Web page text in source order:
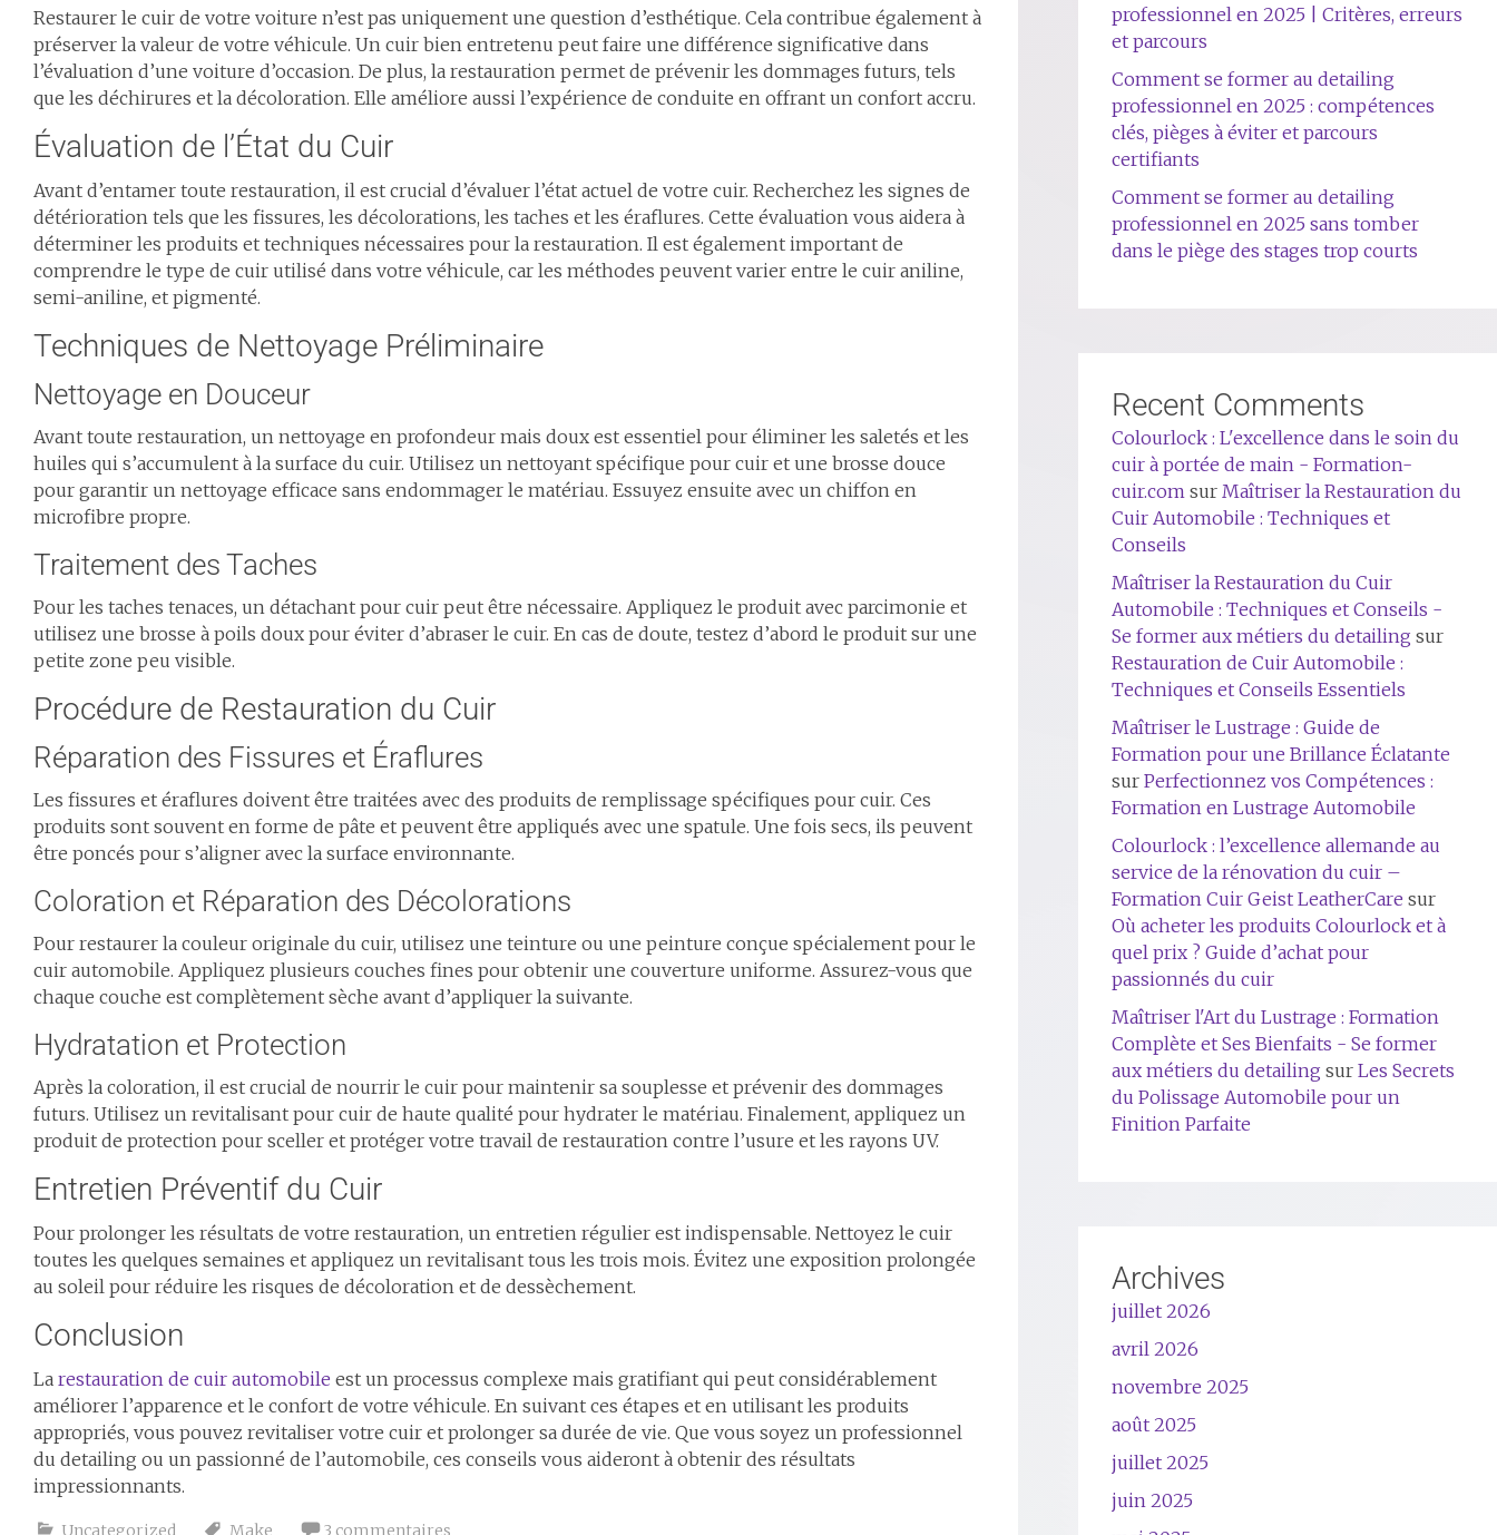
Restaurer le cuir de votre voiture n’est pas uniquement une question d’esthétique. Cela contribue également à
préserver la valeur de votre véhicule. Un cuir bien entretenu peut faire une différence significative dans
l’évaluation d’une voiture d’occasion. De plus, la restauration permet de prévenir les dommages futurs, tels
que les déchirures et la décoloration. Elle améliore aussi l’expérience de conduite en offrant un confort accru.
Évaluation de l’État du Cuir
Avant d’entamer toute restauration, il est crucial d’évaluer l’état actuel de votre cuir. Recherchez les signes de
détérioration tels que les fissures, les décolorations, les taches et les éraflures. Cette évaluation vous aidera à
déterminer les produits et techniques nécessaires pour la restauration. Il est également important de
comprendre le type de cuir utilisé dans votre véhicule, car les méthodes peuvent varier entre le cuir aniline,
semi-aniline, et pigmenté.
Techniques de Nettoyage Préliminaire
Nettoyage en Douceur
Avant toute restauration, un nettoyage en profondeur mais doux est essentiel pour éliminer les saletés et les
huiles qui s’accumulent à la surface du cuir. Utilisez un nettoyant spécifique pour cuir et une brosse douce
pour garantir un nettoyage efficace sans endommager le matériau. Essuyez ensuite avec un chiffon en
microfibre propre.
Traitement des Taches
Pour les taches tenaces, un détachant pour cuir peut être nécessaire. Appliquez le produit avec parcimonie et
utilisez une brosse à poils doux pour éviter d’abraser le cuir. En cas de doute, testez d’abord le produit sur une
petite zone peu visible.
Procédure de Restauration du Cuir
Réparation des Fissures et Éraflures
Les fissures et éraflures doivent être traitées avec des produits de remplissage spécifiques pour cuir. Ces
produits sont souvent en forme de pâte et peuvent être appliqués avec une spatule. Une fois secs, ils peuvent
être poncés pour s’aligner avec la surface environnante.
Coloration et Réparation des Décolorations
Pour restaurer la couleur originale du cuir, utilisez une teinture ou une peinture conçue spécialement pour le
cuir automobile. Appliquez plusieurs couches fines pour obtenir une couverture uniforme. Assurez-vous que
chaque couche est complètement sèche avant d’appliquer la suivante.
Hydratation et Protection
Après la coloration, il est crucial de nourrir le cuir pour maintenir sa souplesse et prévenir des dommages
futurs. Utilisez un revitalisant pour cuir de haute qualité pour hydrater le matériau. Finalement, appliquez un
produit de protection pour sceller et protéger votre travail de restauration contre l’usure et les rayons UV.
Entretien Préventif du Cuir
Pour prolonger les résultats de votre restauration, un entretien régulier est indispensable. Nettoyez le cuir
toutes les quelques semaines et appliquez un revitalisant tous les trois mois. Évitez une exposition prolongée
au soleil pour réduire les risques de décoloration et de dessèchement.
Conclusion
La restauration de cuir automobile est un processus complexe mais gratifiant qui peut considérablement
améliorer l’apparence et le confort de votre véhicule. En suivant ces étapes et en utilisant les produits
appropriés, vous pouvez revitaliser votre cuir et prolonger sa durée de vie. Que vous soyez un professionnel
du detailing ou un passionné de l’automobile, ces conseils vous aideront à obtenir des résultats
impressionnants.
Uncategorized Make 3 commentaires
professionnel en 2025 | Critères, erreurs
et parcours
Comment se former au detailing
professionnel en 2025 : compétences
clés, pièges à éviter et parcours
certifiants
Comment se former au detailing
professionnel en 2025 sans tomber
dans le piège des stages trop courts
Recent Comments
Colourlock : L'excellence dans le soin du
cuir à portée de main - Formation-
cuir.com sur Maîtriser la Restauration du
Cuir Automobile : Techniques et
Conseils
Maîtriser la Restauration du Cuir
Automobile : Techniques et Conseils -
Se former aux métiers du detailing sur
Restauration de Cuir Automobile :
Techniques et Conseils Essentiels
Maîtriser le Lustrage : Guide de
Formation pour une Brillance Éclatante
sur Perfectionnez vos Compétences :
Formation en Lustrage Automobile
Colourlock : l’excellence allemande au
service de la rénovation du cuir –
Formation Cuir Geist LeatherCare sur
Où acheter les produits Colourlock et à
quel prix ? Guide d’achat pour
passionnés du cuir
Maîtriser l'Art du Lustrage : Formation
Complète et Ses Bienfaits - Se former
aux métiers du detailing sur Les Secrets
du Polissage Automobile pour un
Finition Parfaite
Archives
juillet 2026
avril 2026
novembre 2025
août 2025
juillet 2025
juin 2025